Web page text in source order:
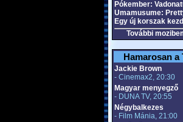
Pókember:
Umamusume:
Egy új korszak
További
Hamarosan a
Jackie Brown
- Cinemax2, 20:30
Magyar menyegző
- DUNA TV, 20:55
Négybalkezes
- Film Mánia, 21:00